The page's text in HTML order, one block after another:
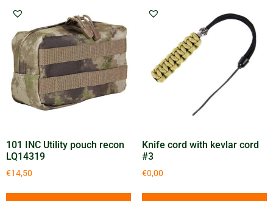
101 INC Utility pouch recon
LQ14319
€14,50
Knife cord with kevlar cord
#3
€0,00